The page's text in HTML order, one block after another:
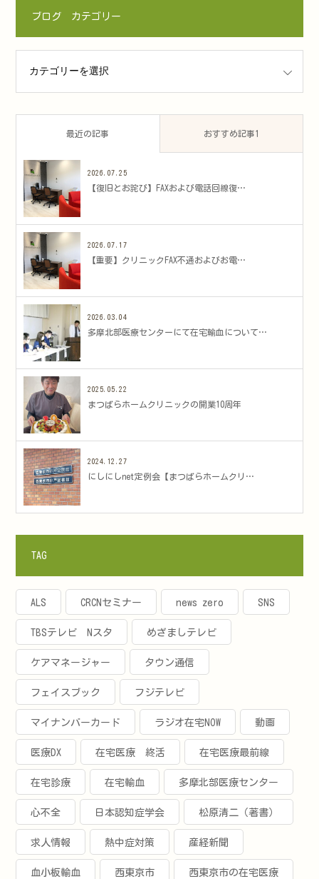
ブログ カテゴリー
最近の記事 おすすめ記事1
2026.07.25
​【復旧とお詫び】FAXおよび電話回線復…
2026.07.17
​【重要】クリニックFAX不通およびお電…
2026.03.04
多摩北部医療センターにて在宅輸血について…
2025.05.22
まつばらホームクリニックの開業10周年
2024.12.27
にしにしnet定例会【まつばらホームクリ…
TAG
ALS CRCNセミナー news zero SNS
TBSテレビ Nスタ めざましテレビ
ケアマネージャー タウン通信
フェイスブック フジテレビ
マイナンバーカード ラジオ在宅NOW 動画
医療DX 在宅医療 終活 在宅医療最前線
在宅診療 在宅輸血 多摩北部医療センター
心不全 日本認知症学会 松原清二（著書）
求人情報 熱中症対策 産経新聞
血小板輸血 西東京市 西東京市の在宅医療